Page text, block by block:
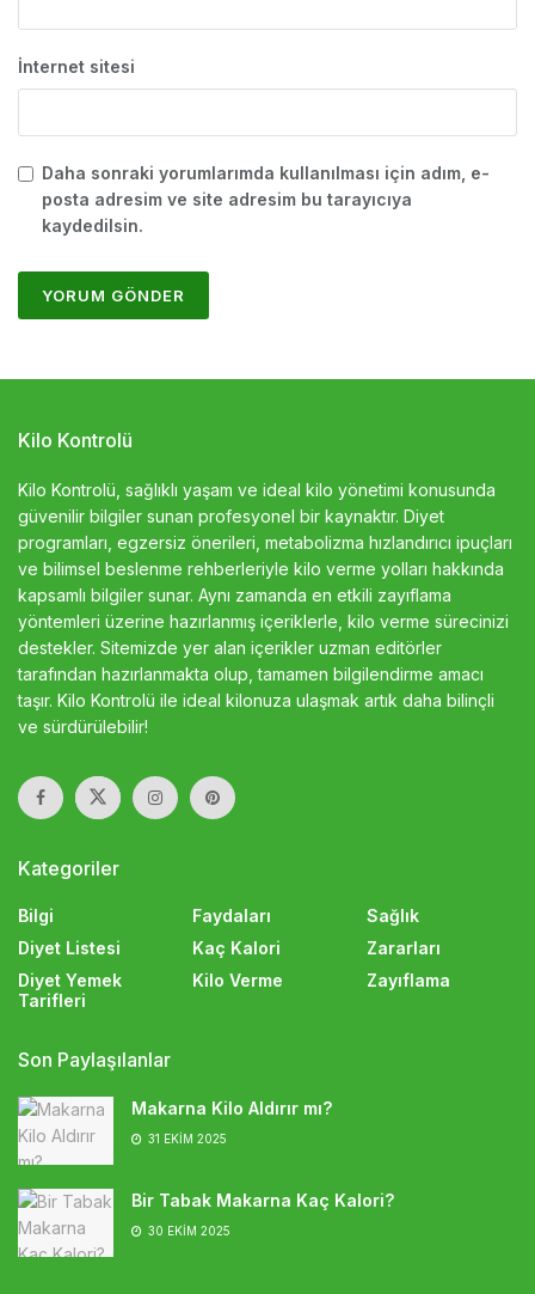
İnternet sitesi
Daha sonraki yorumlarımda kullanılması için adım, e-
posta adresim ve site adresim bu tarayıcıya
kaydedilsin.
Kilo Kontrolü
Kilo Kontrolü, sağlıklı yaşam ve ideal kilo yönetimi konusunda
güvenilir bilgiler sunan profesyonel bir kaynaktır. Diyet
programları, egzersiz önerileri, metabolizma hızlandırıcı ipuçları
ve bilimsel beslenme rehberleriyle kilo verme yolları hakkında
kapsamlı bilgiler sunar. Aynı zamanda en etkili zayıflama
yöntemleri üzerine hazırlanmış içeriklerle, kilo verme sürecinizi
destekler. Sitemizde yer alan içerikler uzman editörler
tarafından hazırlanmakta olup, tamamen bilgilendirme amacı
taşır. Kilo Kontrolü ile ideal kilonuza ulaşmak artık daha bilinçli
ve sürdürülebilir!
Kategoriler
Bilgi
Diyet Listesi
Diyet Yemek
Tarifleri
Faydaları
Kaç Kalori
Kilo Verme
Sağlık
Zararları
Zayıflama
Son Paylaşılanlar
Makarna Kilo Aldırır mı?
31 EKIM 2025
Bir Tabak Makarna Kaç Kalori?
30 EKIM 2025